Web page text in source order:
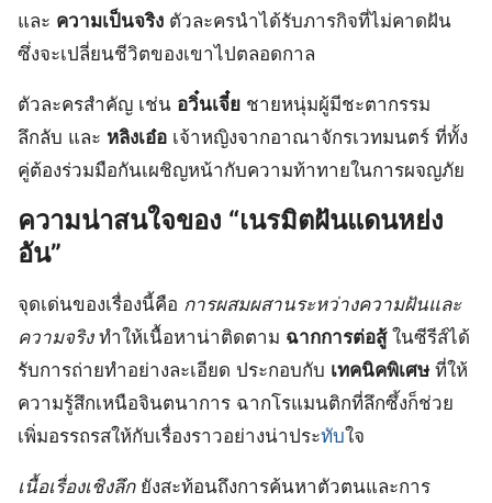
และ ความเป็นจริง ตัวละครนำได้รับภารกิจที่ไม่คาดฝัน
ซึ่งจะเปลี่ยนชีวิตของเขาไปตลอดกาล
ตัวละครสำคัญ เช่น อวิ๋นเจี๋ย ชายหนุ่มผู้มีชะตากรรม
ลึกลับ และ หลิงเอ๋อ เจ้าหญิงจากอาณาจักรเวทมนตร์ ที่ทั้ง
คู่ต้องร่วมมือกันเผชิญหน้ากับความท้าทายในการผจญภัย
ความน่าสนใจของ “เนรมิตฝันแดนหย่ง
อัน”
จุดเด่นของเรื่องนี้คือ การผสมผสานระหว่างความฝันและ
ความจริงทำให้เนื้อหาน่าติดตาม ฉากการต่อสู้ในซีรีส์ได้
รับการถ่ายทำอย่างละเอียด ประกอบกับ เทคนิคพิเศษ ที่ให้
ความรู้สึกเหนือจินตนาการ ฉากโรแมนติกที่ลึกซึ้งก็ช่วย
เพิ่มอรรถรสให้กับเรื่องราวอย่างน่าประทับใจ
เนื้อเรื่องเชิงลึกยังสะท้อนถึงการค้นหาตัวตนและการ